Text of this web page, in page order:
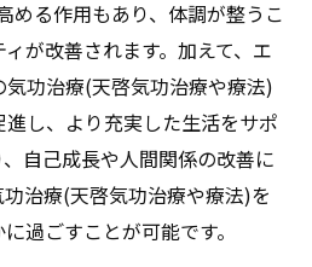
める作用もあり、体調が整うこ
が改善されます。加えて、エ
功治療(天啓気功治療や療法)
し、より充実した生活をサポ
自己成長や人間関係の改善に
治療(天啓気功治療や療法)を
過ごすことが可能です。